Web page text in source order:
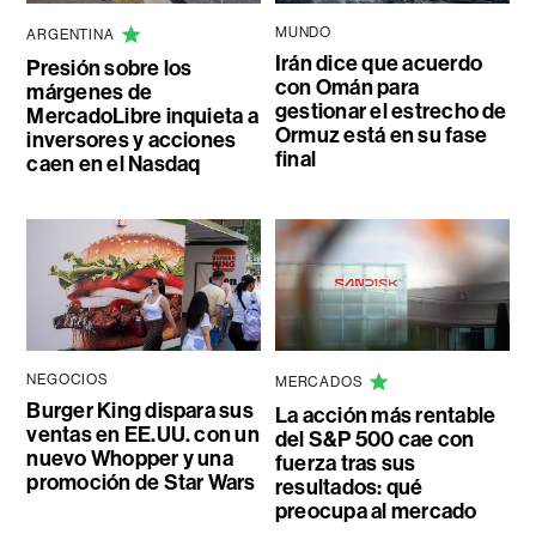
ARGENTINA
Presión sobre los
márgenes de
MercadoLibre inquieta a
inversores y acciones
caen en el Nasdaq
MUNDO
Irán dice que acuerdo
con Omán para
gestionar el estrecho de
Ormuz está en su fase
final
NEGOCIOS
Burger King dispara sus
ventas en EE.UU. con un
nuevo Whopper y una
promoción de Star Wars
MERCADOS
La acción más rentable
del S&P 500 cae con
fuerza tras sus
resultados: qué
preocupa al mercado